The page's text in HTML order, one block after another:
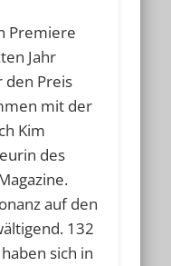
Premiere
Jahr
den Preis
mit der
Kim
des
auf den
132
sich in